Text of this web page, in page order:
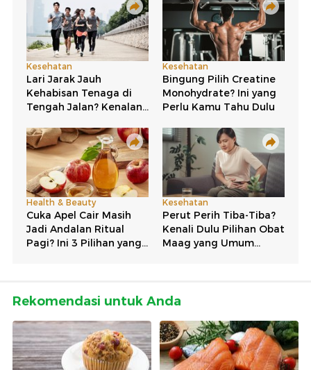
Rekomendasi untuk Anda